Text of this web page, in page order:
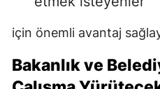
için önemli avantaj
Bakanlık ve